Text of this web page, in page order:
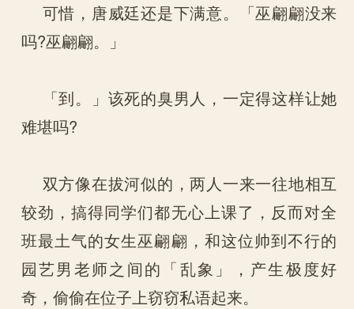
可惜，唐威廷还是下满意。「巫翩翩没来
吗?巫翩翩。」
「到。」该死的臭男人，一定得这样让她
难堪吗?
双方像在拔河似的，两人一来一往地相互
较劲，搞得同学们都无心上课了，反而对全
班最土气的女生巫翩翩，和这位帅到不行的
园艺男老师之间的「乱象」，产生极度好
奇，偷偷在位子上窃窃私语起来。